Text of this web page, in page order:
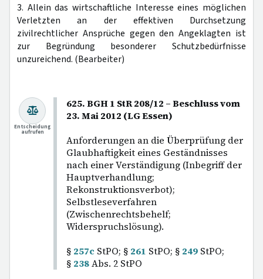
3. Allein das wirtschaftliche Interesse eines möglichen
Verletzten an der effektiven Durchsetzung
zivilrechtlicher Ansprüche gegen den Angeklagten ist
zur Begründung besonderer Schutzbedürfnisse
unzureichend. (Bearbeiter)
625. BGH 1 StR 208/12 – Beschluss vom
23. Mai 2012 (LG Essen)
Anforderungen an die Überprüfung der
Glaubhaftigkeit eines Geständnisses
nach einer Verständigung (Inbegriff der
Hauptverhandlung;
Rekonstruktionsverbot);
Selbstleseverfahren
(Zwischenrechtsbehelf;
Widerspruchslösung).
§ 257c StPO; § 261 StPO; § 249 StPO;
§ 238Abs. 2 StPO
Entscheidung
aufrufen